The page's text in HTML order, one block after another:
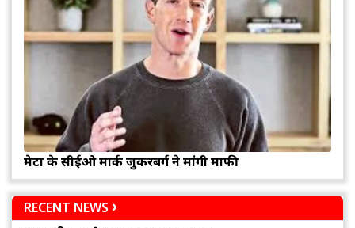
मेटा के सीईओ मार्क जुकरबर्ग ने मांगी माफी
RECENT NEWS